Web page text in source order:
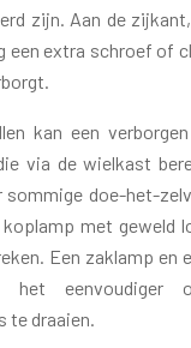
zijn. Aan de
een extra schroef of
kan een
via de wielkast
doe-het-
met geweld
Een zaklamp en
het eenvoudiger
te draaien.